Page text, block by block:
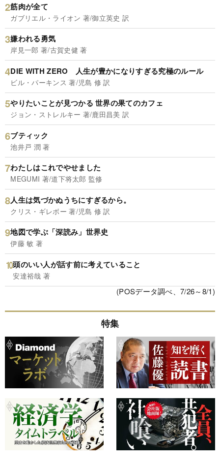
筋肉が全て
ガブリエル・ライオン 著/御立英史 訳
嫌われる勇気
岸見一郎 著/古賀史健 著
DIE WITH ZERO 人生が豊かになりすぎる究極のルール
ビル・パーキンス 著/児島 修 訳
やりたいことが見つかる 世界の果てのカフェ
ジョン・ストレルキー 著/鹿田昌美 訳
ブティック
池井戸 潤 著
わたしはこれでやせました
MEGUMI 著/道下将太郎 監修
人生は気づかぬうちにすぎるから。
クリス・ギレボー 著/児島 修 訳
地図で学ぶ「深読み」世界史
伊藤 敏 著
頭のいい人が話す前に考えていること
安達裕哉 著
(POSデータ調べ、7/26～8/1)
特集